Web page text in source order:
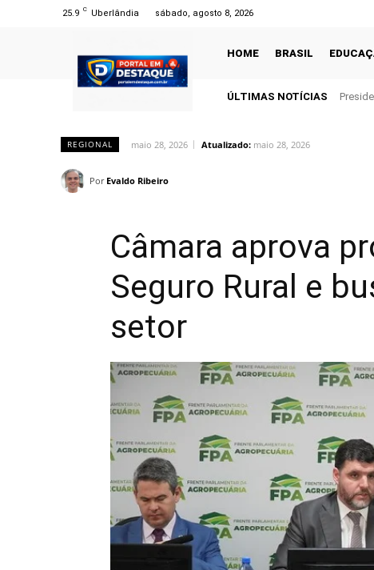
25.9 C Uberlândia sábado, agosto 8, 2026
HOME BRASIL
ÚLTIMAS NOTÍCIAS
REGIONAL maio 28, 2026 Atualizado: maio 28, 2026
Por Evaldo Ribeiro
Câmara aprova
Seguro Rural e
setor